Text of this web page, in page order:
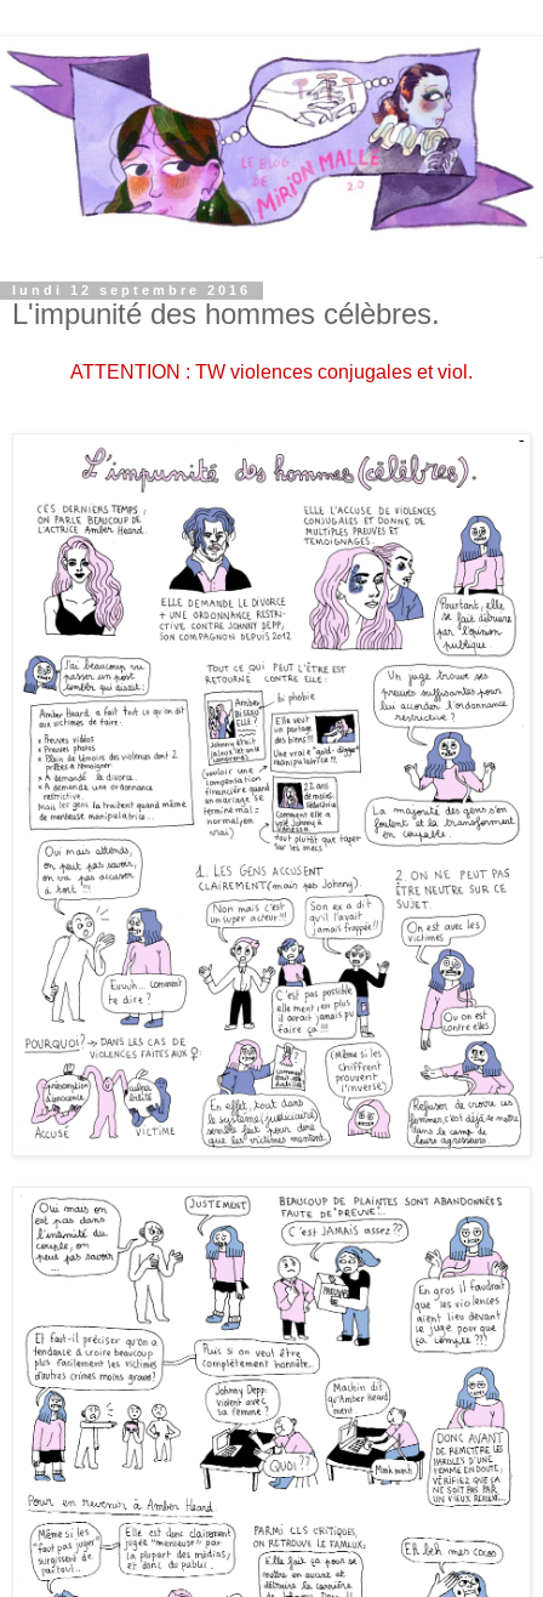
lundi 12 septembre 2016
L'impunité des hommes célèbres.
ATTENTION : TW violences conjugales et viol.